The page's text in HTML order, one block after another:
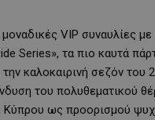
VIP συναυλίες με
Series», τα πιο καυτά
καλοκαιρινή σεζόν του
του πολυθεματικού
ως προορισμού